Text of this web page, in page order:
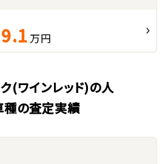
万円
(ワインレッド)の人
種の査定実績